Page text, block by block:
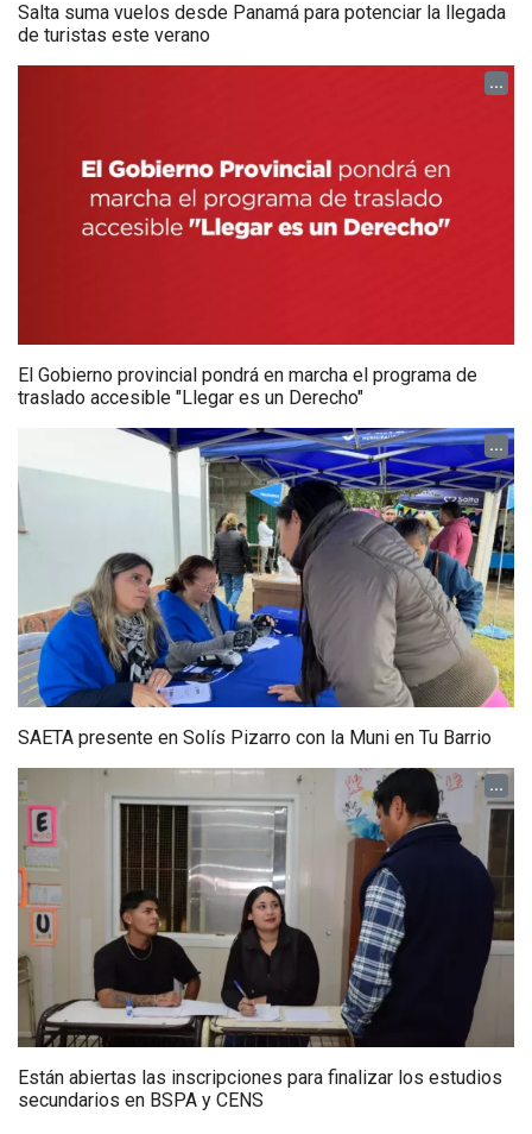
Salta suma vuelos desde Panamá para potenciar la llegada
de turistas este verano
...
El Gobierno provincial pondrá en marcha el programa de
traslado accesible "Llegar es un Derecho"
...
SAETA presente en Solís Pizarro con la Muni en Tu Barrio
...
Están abiertas las inscripciones para finalizar los estudios
secundarios en BSPA y CENS